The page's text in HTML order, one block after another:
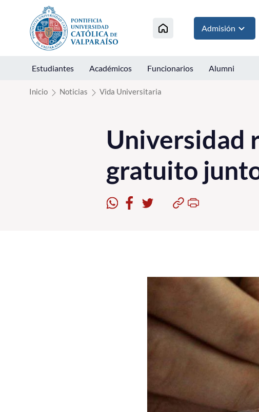
Click acá para ir directamente al contenido
Admisión
Estudiantes Académicos Funcionarios Alumni
Inicio Noticias Vida Universitaria
Universidad
gratuito